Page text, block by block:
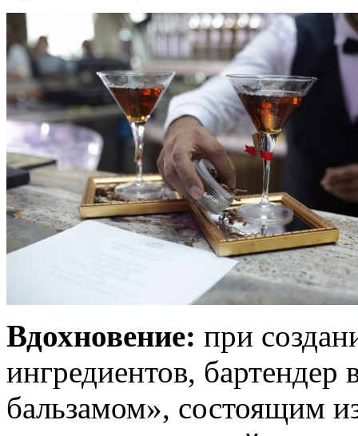
Вдохновение: при
ингредиентов, бартендер
бальзамом», состоящим